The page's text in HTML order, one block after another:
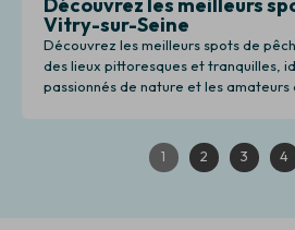
Vitry-sur-Seine
Découvrez les meilleurs spots de
des lieux pittoresques et tranquilles,
passionnés de nature et les amateurs
1 2 3 4